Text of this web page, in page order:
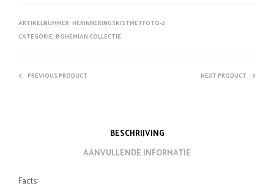
ARTIKELNUMMER:HERINNERINGSKISTMETFOTO-2
CATEGORIE:BOHEMIAN COLLECTIE
PREVIOUS PRODUCT NEXT PRODUCT
BESCHRIJVING
AANVULLENDE INFORMATIE
Facts: